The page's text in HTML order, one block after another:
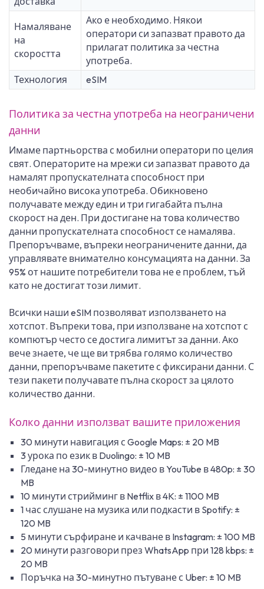
Намаляване
на
скоростта
Ако е необходимо. Някои
оператори си запазват правото да
прилагат политика за честна
употреба.
Технология
eSIM
Политика за честна употреба на неограничени
данни
Имаме партньорства с мобилни оператори по целия
свят. Операторите на мрежи си запазват правото да
намалят пропускателната способност при
необичайно висока употреба. Обикновено
получавате между един и три гигабайта пълна
скорост на ден. При достигане на това количество
данни пропускателната способност се намалява.
Препоръчваме, въпреки неограничените данни, да
управлявате внимателно консумацията на данни. За
95% от нашите потребители това не е проблем, тъй
като не достигат този лимит.
Всички наши eSIM позволяват използването на
хотспот. Въпреки това, при използване на хотспот с
компютър често се достига лимитът за данни. Ако
вече знаете, че ще ви трябва голямо количество
данни, препоръчваме пакетите с фиксирани данни. С
тези пакети получавате пълна скорост за цялото
количество данни.
Колко данни използват вашите приложения
30 минути навигация с Google Maps: ± 20 MB
3 урока по език в Duolingo: ± 10 MB
Гледане на 30-минутно видео в YouTube в 480p: ± 30
MB
10 минути стрийминг в Netflix в 4K: ± 1100 MB
1 час слушане на музика или подкасти в Spotify: ±
120 MB
5 минути сърфиране и качване в Instagram: ± 100 MB
20 минути разговори през WhatsApp при 128 kbps: ±
20 MB
Поръчка на 30-минутно пътуване с Uber: ± 10 MB